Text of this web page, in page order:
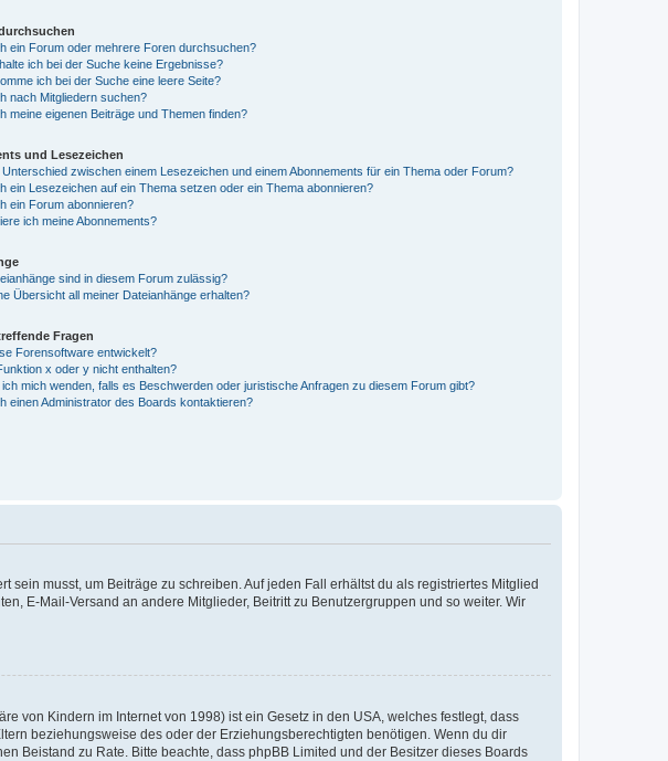
ein Forum oder mehrere Foren durchsuchen?
ich bei der Suche keine Ergebnisse?
ich bei der Suche eine leere Seite?
nach Mitgliedern suchen?
meine eigenen Beiträge und Themen finden?
und Lesezeichen
zwischen einem Lesezeichen und einem Abonnements für ein Thema oder Forum?
ein Lesezeichen auf ein Thema setzen oder ein Thema abonnieren?
ein Forum abonnieren?
ich meine Abonnements?
sind in diesem Forum zulässig?
Übersicht all meiner Dateianhänge erhalten?
Fragen
Forensoftware entwickelt?
x oder y nicht enthalten?
ich mich wenden, falls es Beschwerden oder juristische Anfragen zu diesem Forum gibt?
einen Administrator des Boards kontaktieren?
musst, um Beiträge zu schreiben. Auf jeden Fall erhältst du als registriertes Mitglied
E-Mail-Versand an andere Mitglieder, Beitritt zu Benutzergruppen und so weiter. Wir
von Kindern im Internet von 1998) ist ein Gesetz in den USA, welches festlegt, dass
beziehungsweise des oder der Erziehungsberechtigten benötigen. Wenn du dir
Beistand zu Rate. Bitte beachte, dass phpBB Limited und der Besitzer dieses Boards